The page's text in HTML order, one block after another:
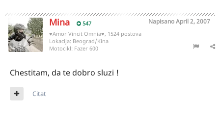
Mina 547 NapisanoApril 2, 2007
♥Amor Vincit Omnia♥, 1524 postova
Lokacija: Beograd/Kina
Motocikl: Fazer 600
Chestitam, da te dobro sluzi !
Citat